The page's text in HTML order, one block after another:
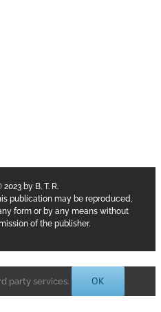
by B. T. R.
publication may be reproduced,
form or by any means without
of the publisher.
party services. OK